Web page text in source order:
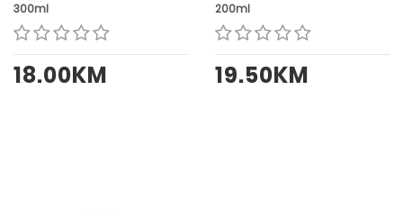
300ml
18.00KM
200ml
19.50KM